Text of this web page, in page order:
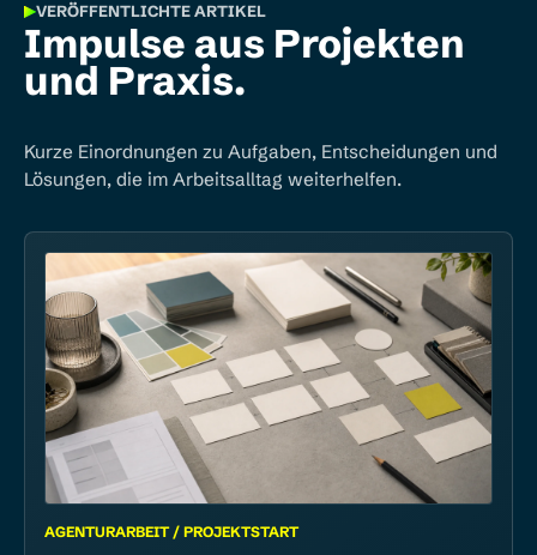
VERÖFFENTLICHTE ARTIKEL
Impulse aus Projekten
und Praxis.
Kurze Einordnungen zu Aufgaben, Entscheidungen und
Lösungen, die im Arbeitsalltag weiterhelfen.
AGENTURARBEIT / PROJEKTSTART